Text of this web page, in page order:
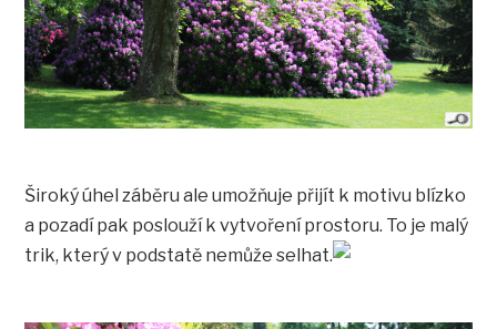
Široký úhel záběru ale umožňuje přijít k motivu blízko
a pozadí pak poslouží k vytvoření prostoru. To je malý
trik, který v podstatě nemůže selhat.